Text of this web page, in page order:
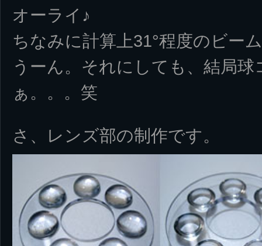
オーライ♪
ちなみに計算上31°程度のビー
うーん。それにしても、結局
ぁ。。。笑
さ、レンズ部の制作です。